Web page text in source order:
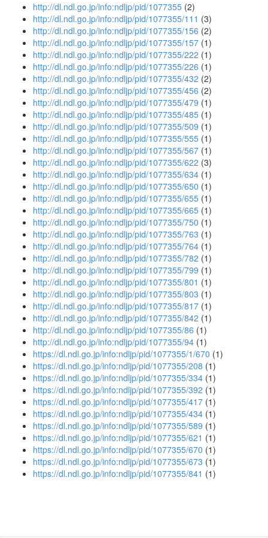
http://dl.ndl.go.jp/info:ndljp/pid/1077355 (2)
http://dl.ndl.go.jp/info:ndljp/pid/1077355/111 (3)
http://dl.ndl.go.jp/info:ndljp/pid/1077355/156 (2)
http://dl.ndl.go.jp/info:ndljp/pid/1077355/157 (1)
http://dl.ndl.go.jp/info:ndljp/pid/1077355/222 (1)
http://dl.ndl.go.jp/info:ndljp/pid/1077355/226 (1)
http://dl.ndl.go.jp/info:ndljp/pid/1077355/432 (2)
http://dl.ndl.go.jp/info:ndljp/pid/1077355/456 (2)
http://dl.ndl.go.jp/info:ndljp/pid/1077355/479 (1)
http://dl.ndl.go.jp/info:ndljp/pid/1077355/485 (1)
http://dl.ndl.go.jp/info:ndljp/pid/1077355/509 (1)
http://dl.ndl.go.jp/info:ndljp/pid/1077355/555 (1)
http://dl.ndl.go.jp/info:ndljp/pid/1077355/567 (1)
http://dl.ndl.go.jp/info:ndljp/pid/1077355/622 (3)
http://dl.ndl.go.jp/info:ndljp/pid/1077355/634 (1)
http://dl.ndl.go.jp/info:ndljp/pid/1077355/650 (1)
http://dl.ndl.go.jp/info:ndljp/pid/1077355/655 (1)
http://dl.ndl.go.jp/info:ndljp/pid/1077355/665 (1)
http://dl.ndl.go.jp/info:ndljp/pid/1077355/750 (1)
http://dl.ndl.go.jp/info:ndljp/pid/1077355/763 (1)
http://dl.ndl.go.jp/info:ndljp/pid/1077355/764 (1)
http://dl.ndl.go.jp/info:ndljp/pid/1077355/782 (1)
http://dl.ndl.go.jp/info:ndljp/pid/1077355/799 (1)
http://dl.ndl.go.jp/info:ndljp/pid/1077355/801 (1)
http://dl.ndl.go.jp/info:ndljp/pid/1077355/803 (1)
http://dl.ndl.go.jp/info:ndljp/pid/1077355/817 (1)
http://dl.ndl.go.jp/info:ndljp/pid/1077355/842 (1)
http://dl.ndl.go.jp/info:ndljp/pid/1077355/86 (1)
http://dl.ndl.go.jp/info:ndljp/pid/1077355/94 (1)
https://dl.ndl.go.jp/info:ndljp/pid/1077355/1/670 (1)
https://dl.ndl.go.jp/info:ndljp/pid/1077355/208 (1)
https://dl.ndl.go.jp/info:ndljp/pid/1077355/334 (1)
https://dl.ndl.go.jp/info:ndljp/pid/1077355/392 (1)
https://dl.ndl.go.jp/info:ndljp/pid/1077355/417 (1)
https://dl.ndl.go.jp/info:ndljp/pid/1077355/434 (1)
https://dl.ndl.go.jp/info:ndljp/pid/1077355/589 (1)
https://dl.ndl.go.jp/info:ndljp/pid/1077355/621 (1)
https://dl.ndl.go.jp/info:ndljp/pid/1077355/670 (1)
https://dl.ndl.go.jp/info:ndljp/pid/1077355/673 (1)
https://dl.ndl.go.jp/info:ndljp/pid/1077355/841 (1)